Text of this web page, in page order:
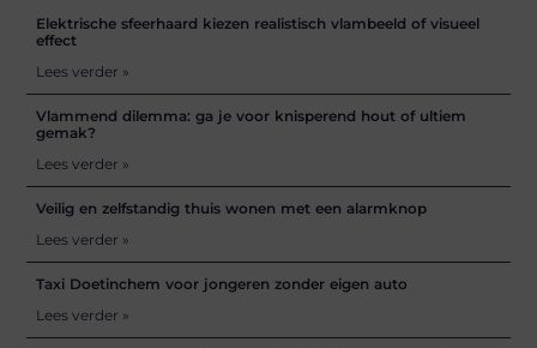
Elektrische sfeerhaard kiezen realistisch vlambeeld of visueel
effect
Lees verder »
Vlammend dilemma: ga je voor knisperend hout of ultiem
gemak?
Lees verder »
Veilig en zelfstandig thuis wonen met een alarmknop
Lees verder »
Taxi Doetinchem voor jongeren zonder eigen auto
Lees verder »